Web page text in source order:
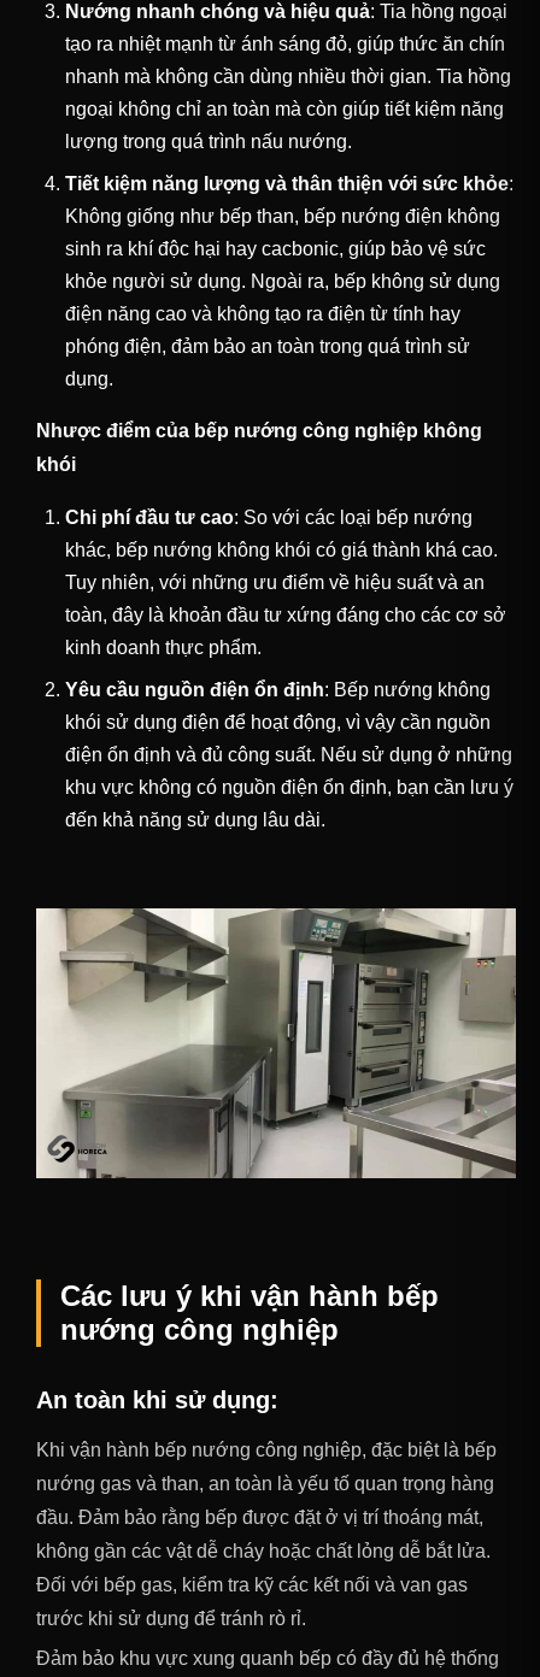
Nướng nhanh chóng và hiệu quả: Tia hồng ngoại
tạo ra nhiệt mạnh từ ánh sáng đỏ, giúp thức ăn chín
nhanh mà không cần dùng nhiều thời gian. Tia hồng
ngoại không chỉ an toàn mà còn giúp tiết kiệm năng
lượng trong quá trình nấu nướng.
Tiết kiệm năng lượng và thân thiện với sức khỏe:
Không giống như bếp than, bếp nướng điện không
sinh ra khí độc hại hay cacbonic, giúp bảo vệ sức
khỏe người sử dụng. Ngoài ra, bếp không sử dụng
điện năng cao và không tạo ra điện từ tính hay
phóng điện, đảm bảo an toàn trong quá trình sử
dụng.
Nhược điểm của bếp nướng công nghiệp không
khói
Chi phí đầu tư cao: So với các loại bếp nướng
khác, bếp nướng không khói có giá thành khá cao.
Tuy nhiên, với những ưu điểm về hiệu suất và an
toàn, đây là khoản đầu tư xứng đáng cho các cơ sở
kinh doanh thực phẩm.
Yêu cầu nguồn điện ổn định: Bếp nướng không
khói sử dụng điện để hoạt động, vì vậy cần nguồn
điện ổn định và đủ công suất. Nếu sử dụng ở những
khu vực không có nguồn điện ổn định, bạn cần lưu ý
đến khả năng sử dụng lâu dài.
Các lưu ý khi vận hành bếp
nướng công nghiệp
An toàn khi sử dụng:
Khi vận hành bếp nướng công nghiệp, đặc biệt là bếp
nướng gas và than, an toàn là yếu tố quan trọng hàng
đầu. Đảm bảo rằng bếp được đặt ở vị trí thoáng mát,
không gần các vật dễ cháy hoặc chất lỏng dễ bắt lửa.
Đối với bếp gas, kiểm tra kỹ các kết nối và van gas
trước khi sử dụng để tránh rò rỉ.
Đảm bảo khu vực xung quanh bếp có đầy đủ hệ thống